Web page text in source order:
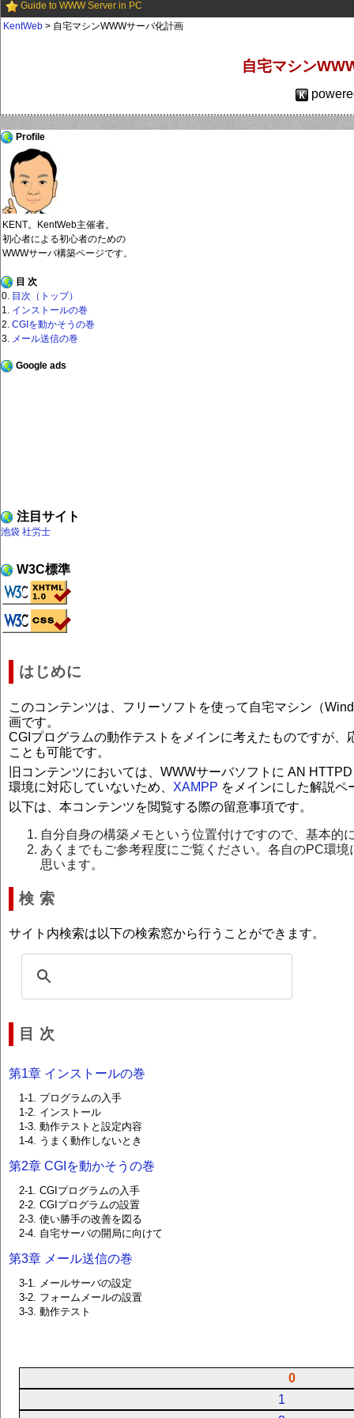
Guide to WWW Server in PC
KentWeb > 自宅マシンWWWサーバ化計画
自宅マシン
Profile
KENT。KentWeb主催者。
初心者による初心者のための
WWWサーバ構築ページです。
目 次
目次（トップ）
インストールの巻
CGIを動かそうの巻
メール送信の巻
Google ads
注目サイト
池袋 社労士
W3C標準
はじめに
このコンテンツは、フリーソフトを使って自宅マシン（
画です。
CGIプログラムの動作テストをメインに考えたものですが
ことも可能です。
旧コンテンツにおいては、WWWサーバソフトに AN
環境に対応していないため、 XAMPP をメインにした解説ペ
以下は、本コンテンツを閲覧する際の留意事項です。
自分自身の構築メモという位置付けですので、基本的
あくまでもご参考程度にご覧ください。各自のPC環
思います。
検 索
サイト内検索は以下の検索窓から行うことができます。
目 次
第1章 インストールの巻
1-1. プログラムの入手
1-2. インストール
1-3. 動作テストと設定内容
1-4. うまく動作しないとき
第2章 CGIを動かそうの巻
2-1. CGIプログラムの入手
2-2. CGIプログラムの設置
2-3. 使い勝手の改善を図る
2-4. 自宅サーバの開局に向けて
第3章 メール送信の巻
3-1. メールサーバの設定
3-2. フォームメールの設置
3-3. 動作テスト
0
1